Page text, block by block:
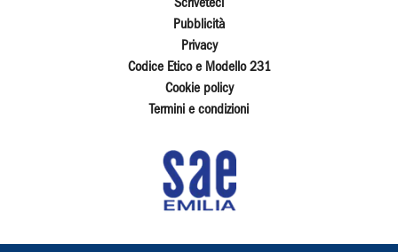
Scriveteci
Pubblicità
Privacy
Codice Etico e Modello 231
Cookie policy
Termini e condizioni